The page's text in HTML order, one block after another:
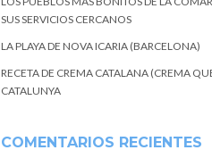
SUS SERVICIOS CERCANOS
LA PLAYA DE NOVA ICARIA (BARCELONA)
RECETA DE CREMA CATALANA (CREMA
CATALUNYA
COMENTARIOS RECIENTES